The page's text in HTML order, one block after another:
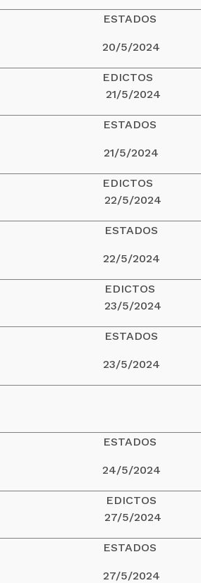
ESTADOS
20/5/2024
EDICTOS
21/5/2024
ESTADOS
21/5/2024
EDICTOS
22/5/2024
ESTADOS
22/5/2024
EDICTOS
23/5/2024
ESTADOS
23/5/2024
ESTADOS
24/5/2024
EDICTOS
27/5/2024
ESTADOS
27/5/2024